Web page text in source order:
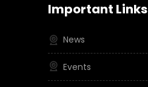
Important Links
News
Events